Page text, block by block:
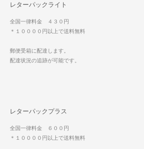
レターパックライト
全国一律料金 ４３０円
＊１００００円以上で送料無料
郵便受箱に配達します。
配達状況の追跡が可能です。
レターパックプラス
全国一律料金 ６００円
＊１００００円以上で送料無料